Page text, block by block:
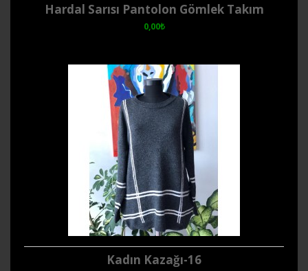
Hardal Sarısı Pantolon Gömlek Takım
0,00₺
Kadın Kazağı-16